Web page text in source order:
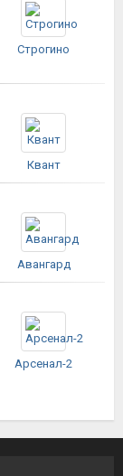
Строгино
Квант
Авангард
Арсенал-2